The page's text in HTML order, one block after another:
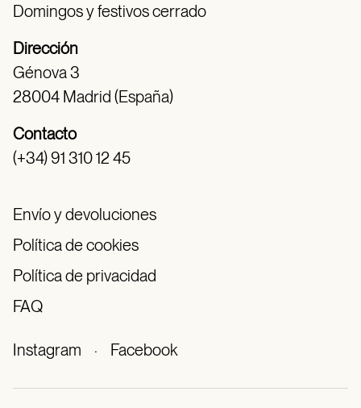
Domingos y festivos cerrado
Dirección
Génova 3
28004 Madrid (España)
Contacto
(+34) 91 310 12 45
Envío y devoluciones
Política de cookies
Política de privacidad
FAQ
Instagram · Facebook